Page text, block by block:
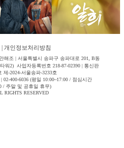
개인정보처리방침
해조 | 서울특별시 송파구 송파대로 201, B동
워2) 사업자등록번호 218-87-02390 | 통신판
제-2024-서울송파-3233호
02-400-6036 (평일 10:00~17:00 / 점심시간
/ 주말 및 공휴일 휴무)
RIGHTS RESERVED